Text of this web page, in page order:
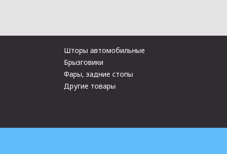
Шторы автомобильные
Брызговики
Фары, задние стопы
Другие товары